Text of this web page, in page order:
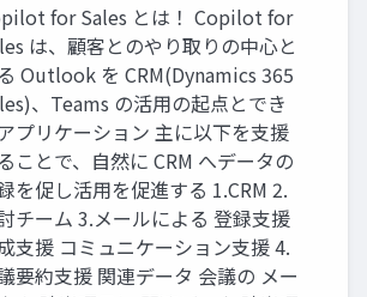
for Sales とは！ Copilot for
は、顧客とのやり取りの中心と
Outlook を CRM(Dynamics 365
、Teams の活用の起点とでき
プリケーション 主に以下を支援
ことで、自然に CRM へデータの
を促し活用を促進する 1.CRM 2.
チーム 3.メールによる 登録支援
支援 コミュニケーション支援 4.
要約支援 関連データ 会議の メー